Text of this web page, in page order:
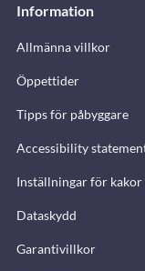
Information
Allmänna villkor
Öppettider
Tipps för påbyggare
Accessibility
Inställningar för kakor
Dataskydd
Garantivillkor